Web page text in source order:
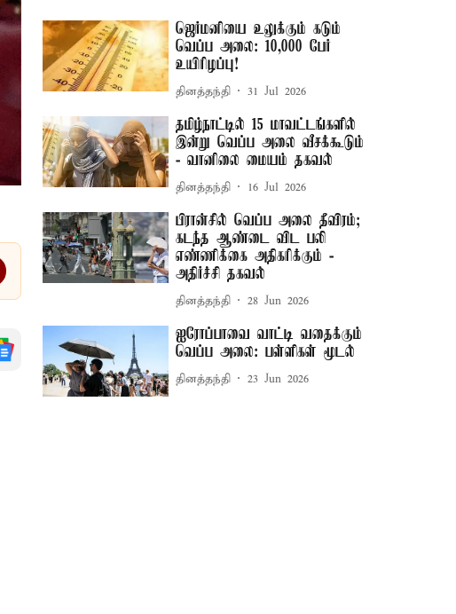
ஜெர்மனியை உலுக்கும் கடும்
வெப்ப அலை: 10,000 பேர்
உயிரிழப்பு!
தினத்தந்தி 31 Jul 2026
தமிழ்நாட்டில் 15 மாவட்டங்களில்
இன்று வெப்ப அலை வீசக்கூடும்
- வானிலை மையம் தகவல்
தினத்தந்தி 16 Jul 2026
பிரான்சில் வெப்ப அலை தீவிரம்;
கடந்த ஆண்டை விட பலி
எண்ணிக்கை அதிகரிக்கும் -
அதிர்ச்சி தகவல்
தினத்தந்தி 28 Jun 2026
ஐரோப்பாவை வாட்டி வதைக்கும்
வெப்ப அலை: பள்ளிகள் மூடல்
தினத்தந்தி 23 Jun 2026